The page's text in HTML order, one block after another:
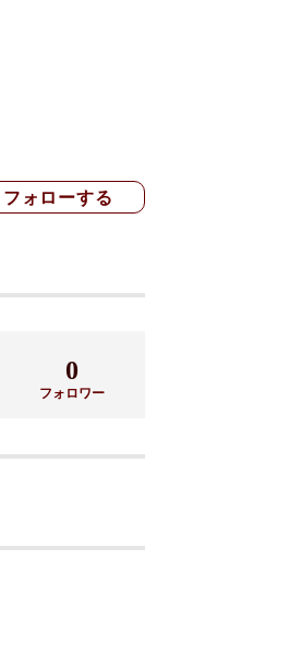
0
フォロワー